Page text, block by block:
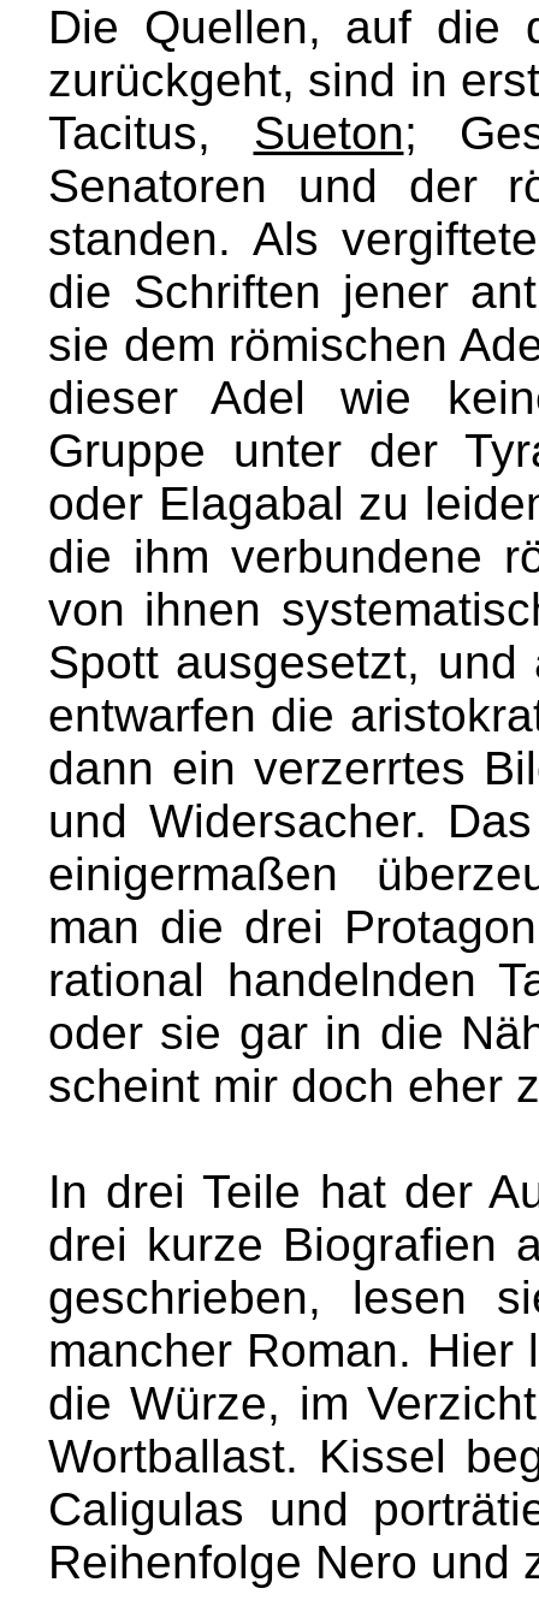
Die Quellen, auf die
zurückgeht, sind in
Tacitus, Sueton;
Senatoren und der
standen. Als
die Schriften jener
sie dem römischen
dieser Adel wie
Gruppe unter der
oder Elagabal zu
die ihm verbundene
von ihnen
Spott ausgesetzt,
entwarfen die
dann ein verzerrtes
und Widersacher.
einigermaßen
man die drei
rational handelnden
oder sie gar in die
scheint mir doch eher
In drei Teile hat der
drei kurze Biografien
geschrieben, lesen
mancher Roman.
die Würze, im
Wortballast. Kissel
Caligulas und
Reihenfolge Nero und